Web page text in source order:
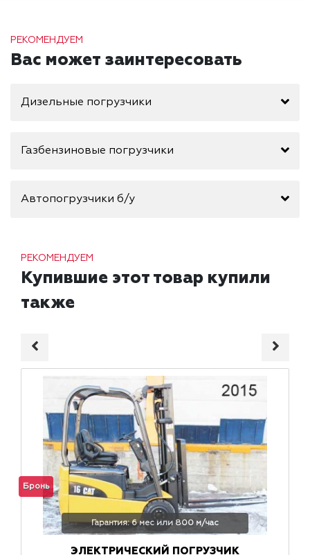
РЕКОМЕНДУЕМ
Вас может заинтересовать
Дизельные погрузчики
Газбензиновые погрузчики
Автопогрузчики б/у
РЕКОМЕНДУЕМ
Купившие этот товар купили
также
Бронь
Гарантия: 6 мес или 800 м/час
ЭЛЕКТРИЧЕСКИЙ ПОГРУЗЧИК